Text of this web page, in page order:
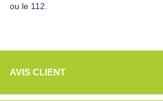
ou le 112.
AVIS CLIENT